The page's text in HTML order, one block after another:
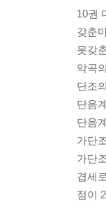
10권
갖춘
못갖
악곡
단조
단음
단음
가단
가단
겹세
점이